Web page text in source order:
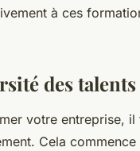
à ces
des
votre entreprise,
Cela commence